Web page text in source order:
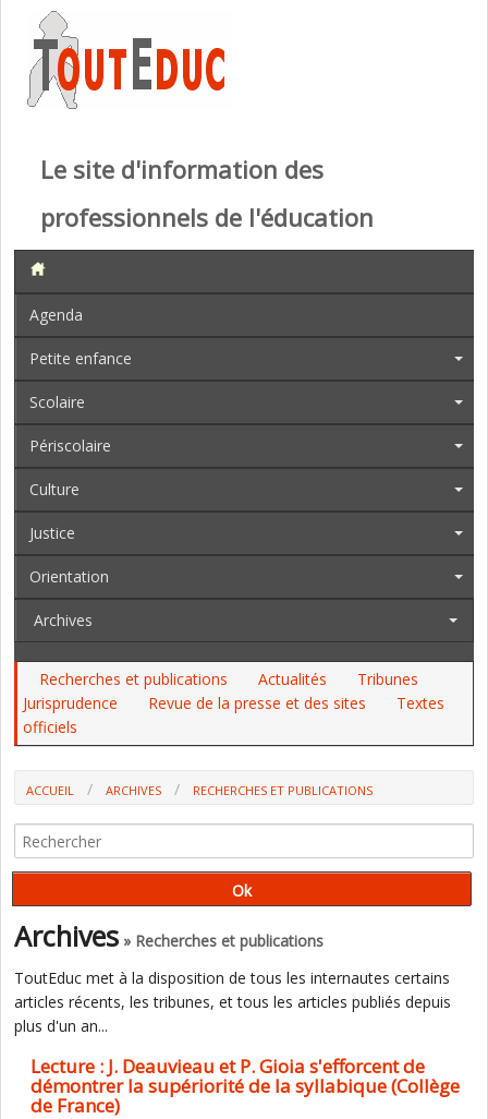
Le site d'information des
professionnels de l'éducation
Agenda
Petite enfance
Scolaire
Périscolaire
Culture
Justice
Orientation
Archives
Recherches et publications Actualités
Tribunes
Jurisprudence
Revue de la presse et des sites
Textes
officiels
ACCUEIL ARCHIVES
RECHERCHES ET PUBLICATIONS
SUPÉRIORITÉ DE LA SYLLABIQUE (COLLÈGE DE FRANCE)
Archives » Recherches et publications
ToutEduc met à la disposition de tous les internautes certains
articles récents, les tribunes, et tous les articles publiés depuis
plus d'un an...
Lecture : J. Deauvieau et P. Gioia s'efforcent de
démontrer la supériorité de la syllabique (Collège
de France)